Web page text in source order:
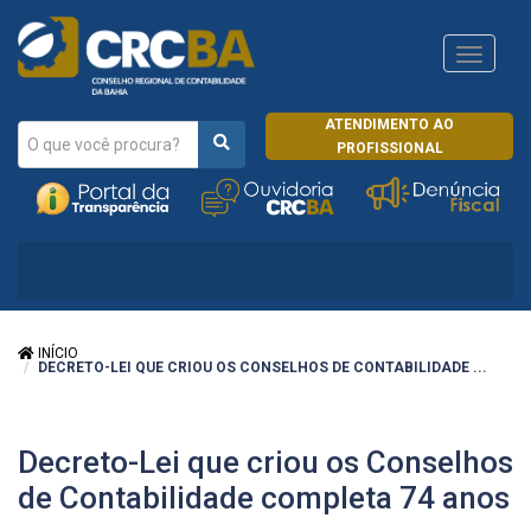
ATENDIMENTO AO
PROFISSIONAL
CRCRJ
INÍCIO
DECRETO-LEI QUE CRIOU OS CONSELHOS DE CONTABILIDADE ...
Decreto-Lei que criou os Conselhos
de Contabilidade completa 74 anos